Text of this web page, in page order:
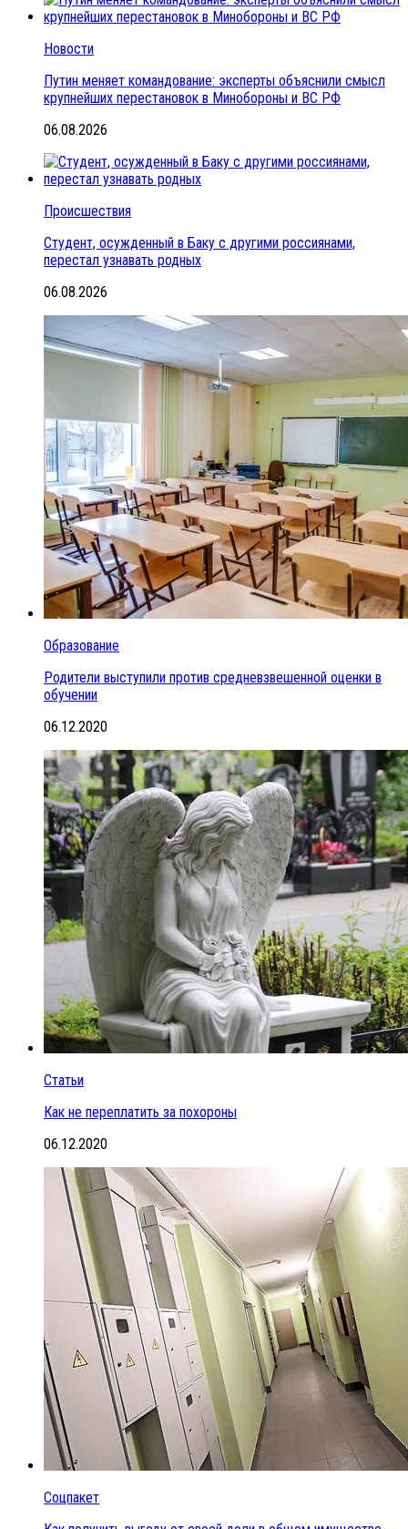
Новости
Путин меняет командование: эксперты объяснили смысл
крупнейших перестановок в Минобороны и ВС РФ
06.08.2026
Происшествия
Студент, осужденный в Баку с другими россиянами,
перестал узнавать родных
06.08.2026
Образование
Родители выступили против средневзвешенной оценки в
обучении
06.12.2020
Статьи
Как не переплатить за похороны
06.12.2020
Соцпакет